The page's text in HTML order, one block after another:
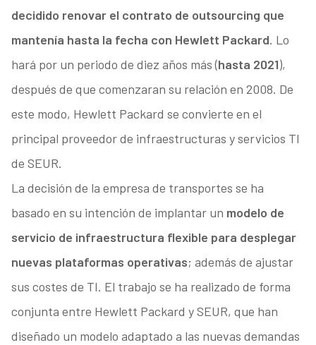
decidido renovar el contrato de outsourcing que
mantenía hasta la fecha con Hewlett Packard. Lo
hará por un periodo de diez años más (hasta 2021),
después de que comenzaran su relación en 2008. De
este modo, Hewlett Packard se convierte en el
principal proveedor de infraestructuras y servicios TI
de SEUR.
La decisión de la empresa de transportes se ha
basado en su intención de implantar un modelo de
servicio de infraestructura flexible para desplegar
nuevas plataformas operativas; además de ajustar
sus costes de TI. El trabajo se ha realizado de forma
conjunta entre Hewlett Packard y SEUR, que han
diseñado un modelo adaptado a las nuevas demandas